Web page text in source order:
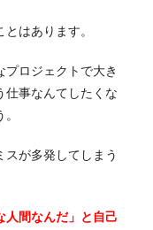
はあります。
プロジェクトで大き
仕事なんてしたくな
が多発してしまう
人間なんだ」と自己